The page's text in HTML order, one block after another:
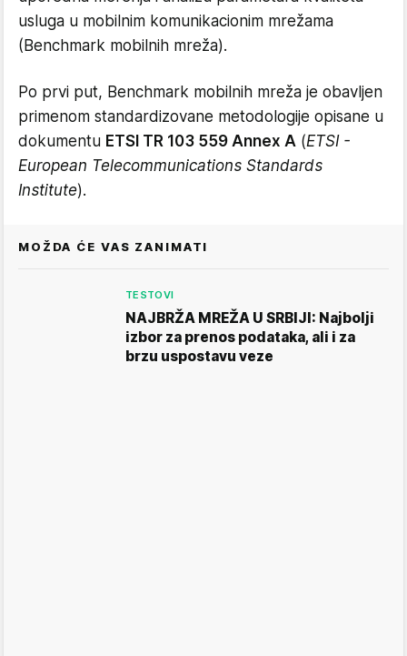
usluga u mobilnim komunikacionim mrežama
(Benchmark mobilnih mreža).
Po prvi put, Benchmark mobilnih mreža je obavljen
primenom standardizovane metodologije opisane u
dokumentu ETSI TR 103 559 Annex A (ETSI -
European Telecommunications Standards
Institute).
MOŽDA ĆE VAS ZANIMATI
TESTOVI
NAJBRŽA MREŽA U SRBIJI: Najbolji
izbor za prenos podataka, ali i za
brzu uspostavu veze